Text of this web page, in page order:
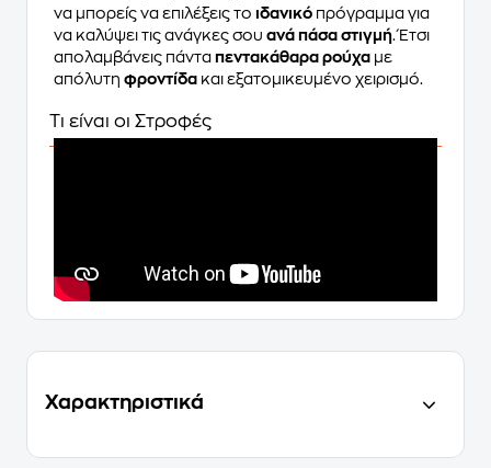
να μπορείς να επιλέξεις το ιδανικό πρόγραμμα για
να καλύψει τις ανάγκες σου ανά πάσα στιγμή . Έτσι
απολαμβάνεις πάντα πεντακάθαρα ρούχα με
απόλυτη φροντίδα και εξατομικευμένο χειρισμό.
Τι είναι οι Στροφές
Χαρακτηριστικά